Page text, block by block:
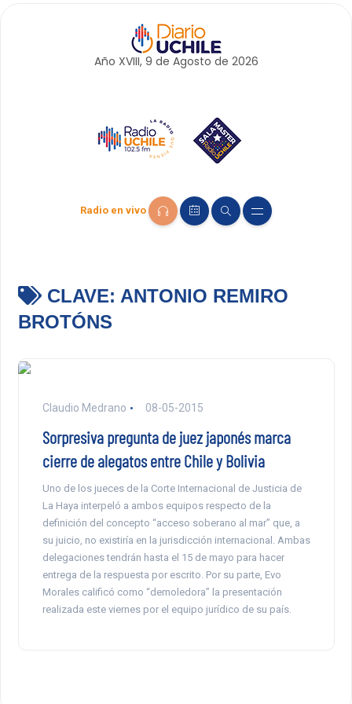
Año XVIII, 9 de Agosto de 2026
Radio en vivo
CLAVE: ANTONIO REMIRO
BROTÓNS
Claudio Medrano 08-05-2015
Sorpresiva pregunta de juez japonés marca
cierre de alegatos entre Chile y Bolivia
Uno de los jueces de la Corte Internacional de Justicia de
La Haya interpeló a ambos equipos respecto de la
definición del concepto “acceso soberano al mar” que, a
su juicio, no existiría en la jurisdicción internacional. Ambas
delegaciones tendrán hasta el 15 de mayo para hacer
entrega de la respuesta por escrito. Por su parte, Evo
Morales calificó como “demoledora” la presentación
realizada este viernes por el equipo jurídico de su país.